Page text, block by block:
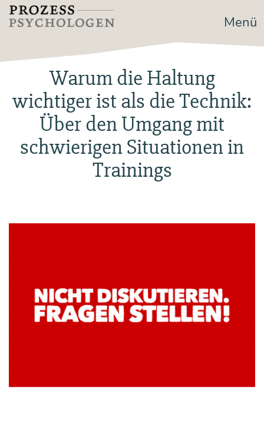
Zum
Inhalt
Prozesspsychologen Menü
Warum die Haltung
wichtiger ist als die Technik:
Über den Umgang mit
schwierigen Situationen in
Trainings